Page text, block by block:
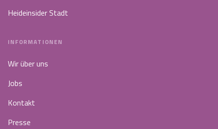
Heideinsider Stadt
INFORMATIONEN
Wir über uns
Jobs
Kontakt
Presse